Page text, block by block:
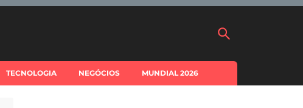
TECNOLOGIA NEGÓCIOS MUNDIAL 2026